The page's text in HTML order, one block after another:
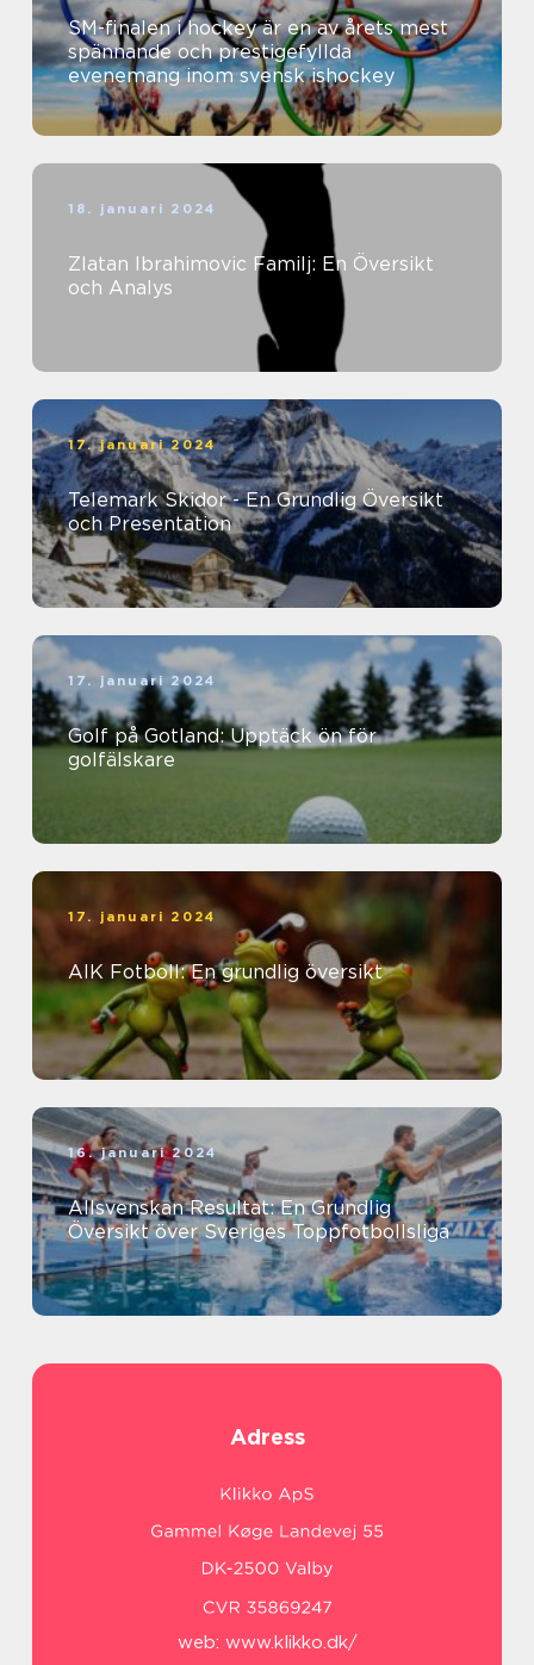
SM-finalen i hockey är en av årets mest
spännande och prestigefyllda
evenemang inom svensk ishockey
18. januari 2024
Zlatan Ibrahimovic Familj: En Översikt
och Analys
17. januari 2024
Telemark Skidor - En Grundlig Översikt
och Presentation
17. januari 2024
Golf på Gotland: Upptäck ön för
golfälskare
17. januari 2024
AIK Fotboll: En grundlig översikt
16. januari 2024
Allsvenskan Resultat: En Grundlig
Översikt över Sveriges Toppfotbollsliga
Adress
web: www.klikko.dk/